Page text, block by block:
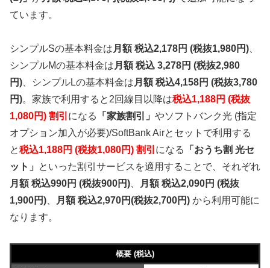
ています。
シンプルSの基本料金は 月額 税込2,178円 (税抜1,980円)
シンプルMの基本料金は 月額 税込 3,278円 (税抜2,980
円) 、シンプルLの基本料金は 月額 税込4,158円 (税抜3,780
円)。家族で利用すると2回線目以降は税込1,188円 (税抜
1,080円) 割引 になる 「家族割引」 やソフトバンク光 (指定
オプション加入が必要)/SoftBank Airとセットで利用する
と税込1,188円 (税抜1,080円) 割引 になる
「おうち割 光セ
ット」
といった割引サービスを適用することで、それぞれ
月額 税込990円 (税抜900円)
月額 税込2,090円 (税抜
1,900円)
月額 税込2,970円(税抜2,700円) から利用可能に
なります。
概要 (税込)